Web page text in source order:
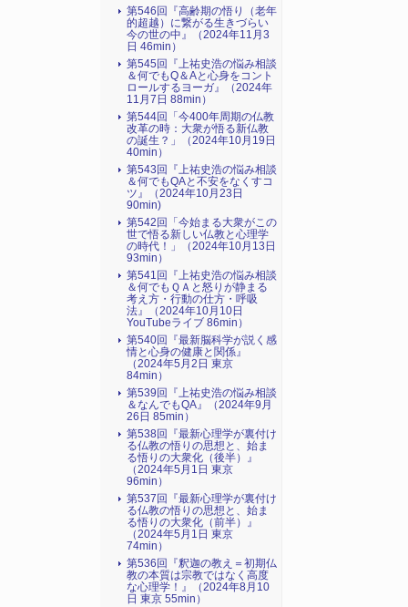
第546回『高齢期の悟り（老年
的超越）に繋がる生きづらい
今の世の中』（2024年11月3
日 46min）
第545回『上祐史浩の悩み相談
＆何でもQ＆Aと心身をコント
ロールするヨーガ』（2024年
11月7日 88min）
第544回「今400年周期の仏教
改革の時：大衆が悟る新仏教
の誕生？」（2024年10月19日
40min）
第543回『上祐史浩の悩み相談
＆何でもQAと不安をなくすコ
ツ』（2024年10月23日
90min)
第542回「今始まる大衆がこの
世で悟る新しい仏教と心理学
の時代！」（2024年10月13日
93min）
第541回『上祐史浩の悩み相談
＆何でもＱＡと怒りが静まる
考え方・行動の仕方・呼吸
法』（2024年10月10日
YouTubeライブ 86min）
第540回『最新脳科学が説く感
情と心身の健康と関係』
（2024年5月2日 東京
84min）
第539回『上祐史浩の悩み相談
＆なんでもQA』（2024年9月
26日 85min）
第538回『最新心理学が裏付け
る仏教の悟りの思想と、始ま
る悟りの大衆化（後半）』
（2024年5月1日 東京
96min）
第537回『最新心理学が裏付け
る仏教の悟りの思想と、始ま
る悟りの大衆化（前半）』
（2024年5月1日 東京
74min）
第536回『釈迦の教え＝初期仏
教の本質は宗教ではなく高度
な心理学！』（2024年8月10
日 東京 55min）